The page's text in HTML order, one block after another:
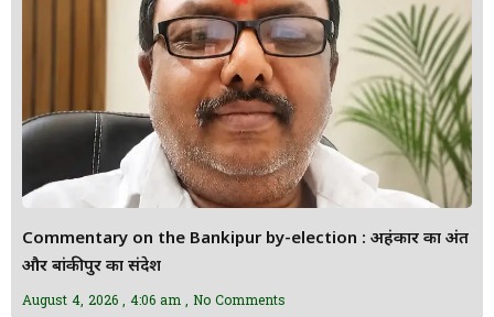
Commentary on the Bankipur by-election : अहंकार का अंत
और बांकीपुर का संदेश
August 4, 2026 4:06 am No Comments